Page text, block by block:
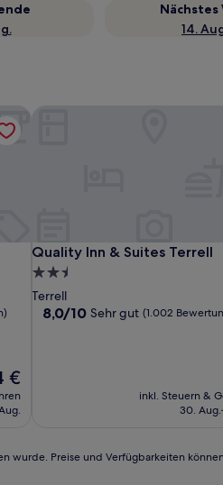
14.
€
Quality Inn & Suites Terrell
Quality Inn & Suites Terrell
2.5-
Sterne-
Unterkunft
Terrell
8.0
8,0/10 Sehr gut (1.002
inkl. Steuern &
30.
wurde. Preise und Verfügbarkeiten